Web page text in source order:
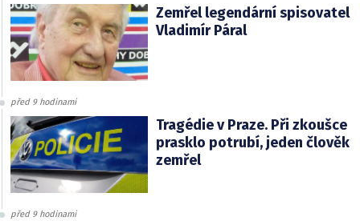
Zemřel legendární spisovatel
Vladimír Páral
před 9 hodinami
Tragédie v Praze. Při zkoušce
prasklo potrubí, jeden člověk
zemřel
před 9 hodinami